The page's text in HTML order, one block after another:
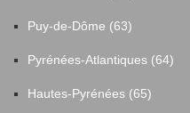
Puy-de-Dôme (63)
Pyrénées-Atlantiques (64)
Hautes-Pyrénées (65)